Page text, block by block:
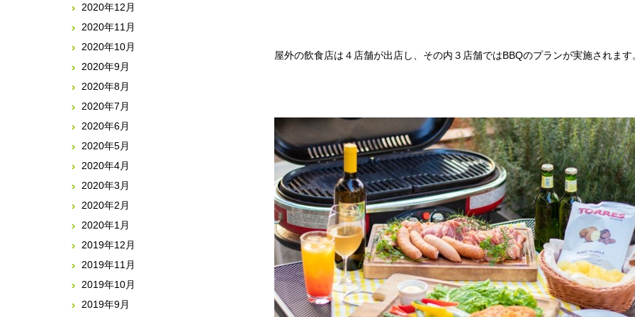
屋外の飲食店は４店舗が出店し、その内３店舗ではBBQのプランが実施されます
2020年12月
2020年11月
2020年10月
2020年9月
2020年8月
2020年7月
2020年6月
2020年5月
2020年4月
2020年3月
2020年2月
2020年1月
2019年12月
2019年11月
2019年10月
2019年9月